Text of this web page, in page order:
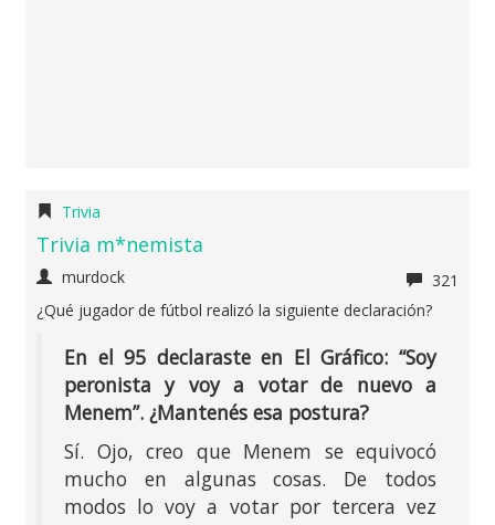
Trivia
Trivia m*nemista
murdock
321
¿Qué jugador de fútbol realizó la siguiente declaración?
En el 95 declaraste en El Gráfico: “Soy
peronista y voy a votar de nuevo a
Menem”. ¿Mantenés esa postura?
Sí. Ojo, creo que Menem se equivocó
mucho en algunas cosas. De todos
modos lo voy a votar por tercera vez